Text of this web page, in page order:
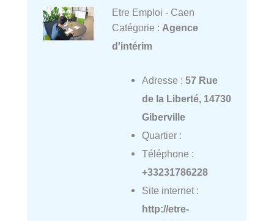
Etre Emploi - Caen
Catégorie : Agence
d'intérim
Adresse : 57 Rue
de la Liberté, 14730
Giberville
Quartier :
Téléphone :
+33231786228
Site internet :
http://etre-